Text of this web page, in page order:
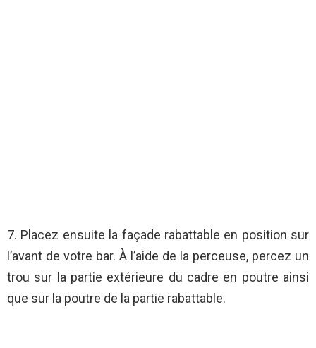
7. Placez ensuite la façade rabattable en position sur
l’avant de votre bar. À l’aide de la perceuse, percez un
trou sur la partie extérieure du cadre en poutre ainsi
que sur la poutre de la partie rabattable.